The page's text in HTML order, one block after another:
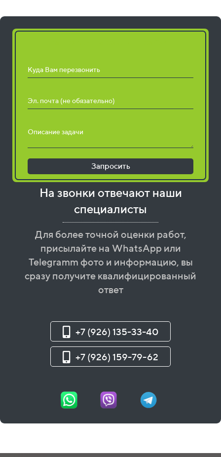
Куда Вам перезвонить
Эл. почта (не обязательно)
Описание задачи
Запросить
На звонки отвечают наши
специалисты
Для более точной оценки работ,
присылайте на WhatsApp или
Telegramm фото и информацию, вы
сразу получите квалифицированный
ответ
+7 (926) 135-33-40
+7 (926) 159-79-62